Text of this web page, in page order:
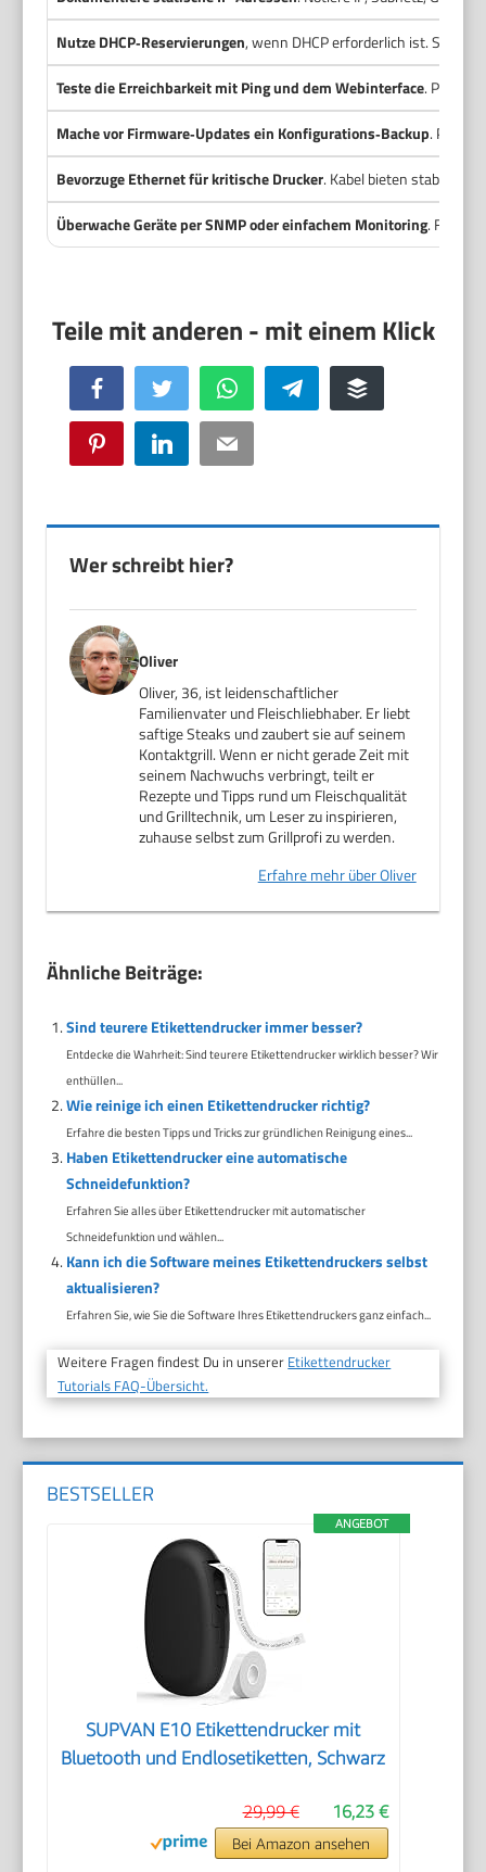
Nutze DHCP‑Reservierungen, wenn DHCP erforderlich ist. So
Teste die Erreichbarkeit mit Ping und dem Webinterface. Prüfe
Mache vor Firmware‑Updates ein Konfigurations‑Backup. Prüfe
Bevorzuge Ethernet für kritische Drucker. Kabel bieten stabile
Überwache Geräte per SNMP oder einfachem Monitoring.
Facebook Twitter WhatsApp Telegram Buffer
Pinterest LinkedIn Email
Wer schreibt hier?
Oliver
Oliver, 36, ist leidenschaftlicher
Familienvater und Fleischliebhaber. Er liebt
saftige Steaks und zaubert sie auf seinem
Kontaktgrill. Wenn er nicht gerade Zeit mit
seinem Nachwuchs verbringt, teilt er
Rezepte und Tipps rund um Fleischqualität
und Grilltechnik, um Leser zu inspirieren,
zuhause selbst zum Grillprofi zu werden.
Erfahre mehr über Oliver
Ähnliche Beiträge:
Sind teurere Etikettendrucker immer besser?
Entdecke die Wahrheit: Sind teurere Etikettendrucker wirklich besser? Wir
enthüllen...
Wie reinige ich einen Etikettendrucker richtig?
Erfahre die besten Tipps und Tricks zur gründlichen Reinigung eines...
Haben Etikettendrucker eine automatische
Schneidefunktion?
Erfahren Sie alles über Etikettendrucker mit automatischer
Schneidefunktion und wählen...
Kann ich die Software meines Etikettendruckers selbst
aktualisieren?
Erfahren Sie, wie Sie die Software Ihres Etikettendruckers ganz einfach...
Weitere Fragen findest Du in unserer Etikettendrucker
Tutorials FAQ-Übersicht.
BESTSELLER
ANGEBOT
SUPVAN E10 Etikettendrucker mit
Bluetooth und Endlosetiketten, Schwarz
16,23 €
29,99 €
Bei Amazon ansehen